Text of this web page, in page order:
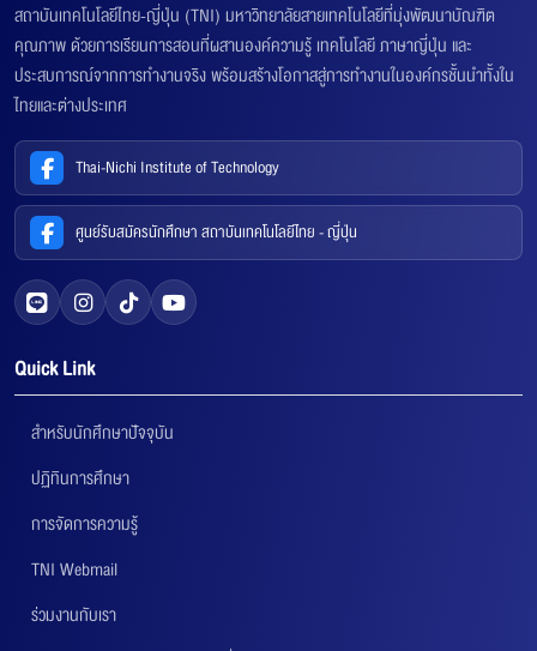
สถาบันเทคโนโลยีไทย-ญี่ปุ่น (TNI) มหาวิทยาลัยสายเทคโนโลยีที่มุ่งพัฒนาบัณฑิต
คุณภาพ ด้วยการเรียนการสอนที่ผสานองค์ความรู้ เทคโนโลยี ภาษาญี่ปุ่น และ
ประสบการณ์จากการทำงานจริง พร้อมสร้างโอกาสสู่การทำงานในองค์กรชั้นนำทั้งใน
ไทยและต่างประเทศ
Thai-Nichi Institute of Technology
ศูนย์รับสมัครนักศึกษา สถาบันเทคโนโลยีไทย - ญี่ปุ่น
Quick Link
สำหรับนักศึกษาปัจจุบัน
ปฏิทินการศึกษา
การจัดการความรู้
TNI Webmail
ร่วมงานกับเรา